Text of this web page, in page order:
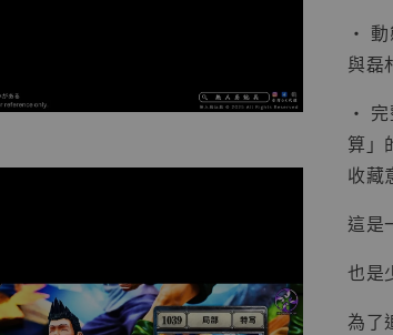
•
與磊
•
算」
收藏
這是
也是
為了